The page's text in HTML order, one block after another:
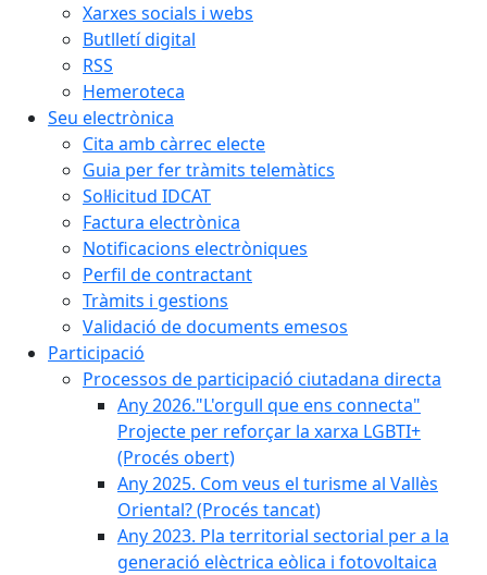
Xarxes socials i webs
Butlletí digital
RSS
Hemeroteca
Seu electrònica
Cita amb càrrec electe
Guia per fer tràmits telemàtics
Sol·licitud IDCAT
Factura electrònica
Notificacions electròniques
Perfil de contractant
Tràmits i gestions
Validació de documents emesos
Participació
Processos de participació ciutadana directa
Any 2026."L'orgull que ens connecta"
Projecte per reforçar la xarxa LGBTI+
(Procés obert)
Any 2025. Com veus el turisme al Vallès
Oriental? (Procés tancat)
Any 2023. Pla territorial sectorial per a la
generació elèctrica eòlica i fotovoltaica